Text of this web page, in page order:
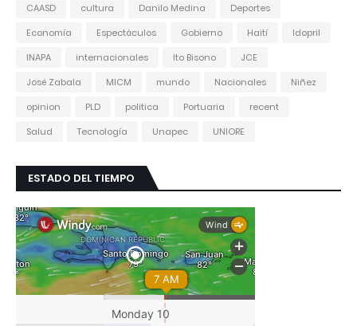
CAASD cultura Danilo Medina
Deportes
Economía
Espectáculos Gobierno Haití
Idopril
INAPA
internacionales Ito Bisono
JCE
José Zabala
MICM mundo Nacionales
Niñez
opinion
PLD politica Portuaria
recent
Salud
Tecnología Unapec UNIORE
ESTADO DEL TIEMPO